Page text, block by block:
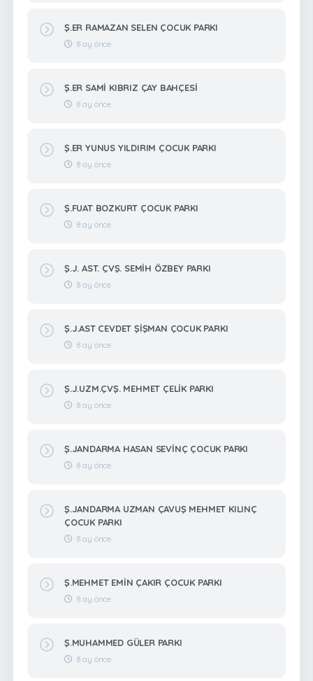
Ş.ER RAMAZAN SELEN ÇOCUK PARKI
8 ay önce
Ş.ER SAMİ KIBRIZ ÇAY BAHÇESİ
8 ay önce
Ş.ER YUNUS YILDIRIM ÇOCUK PARKI
8 ay önce
Ş.FUAT BOZKURT ÇOCUK PARKI
8 ay önce
Ş.J. AST. ÇVŞ. SEMİH ÖZBEY PARKI
8 ay önce
Ş.J.AST CEVDET ŞİŞMAN ÇOCUK PARKI
8 ay önce
Ş.J.UZM.ÇVŞ. MEHMET ÇELİK PARKI
8 ay önce
Ş.JANDARMA HASAN SEVİNÇ ÇOCUK PARKI
8 ay önce
Ş.JANDARMA UZMAN ÇAVUŞ MEHMET KILINÇ
ÇOCUK PARKI
8 ay önce
Ş.MEHMET EMİN ÇAKIR ÇOCUK PARKI
8 ay önce
Ş.MUHAMMED GÜLER PARKI
8 ay önce